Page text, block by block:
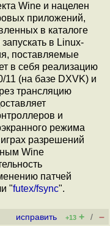
Wine и нацелен
приложений,
в каталоге
в Linux-
поставляемые
в себя реализацию
11 (на базе DXVK) и
трансляцию
и
режима
разрешений
Wine
патчей
"futex/fsync".
исправить +13 + / –